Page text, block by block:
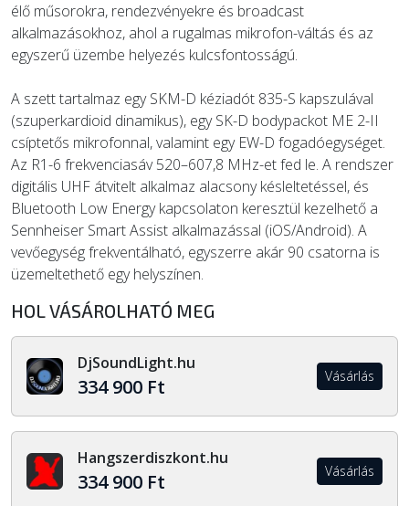
élő műsorokra, rendezvényekre és broadcast
alkalmazásokhoz, ahol a rugalmas mikrofon-váltás és az
egyszerű üzembe helyezés kulcsfontosságú.
A szett tartalmaz egy SKM-D kéziadót 835-S kapszulával
(szuperkardioid dinamikus), egy SK-D bodypackot ME 2-II
csíptetős mikrofonnal, valamint egy EW-D fogadóegységet.
Az R1-6 frekvenciasáv 520–607,8 MHz-et fed le. A rendszer
digitális UHF átvitelt alkalmaz alacsony késleltetéssel, és
Bluetooth Low Energy kapcsolaton keresztül kezelhető a
Sennheiser Smart Assist alkalmazással (iOS/Android). A
vevőegység frekventálható, egyszerre akár 90 csatorna is
üzemeltethető egy helyszínen.
HOL VÁSÁROLHATÓ MEG
DjSoundLight.hu
334 900 Ft Vásárlás
Hangszerdiszkont.hu
334 900 Ft Vásárlás